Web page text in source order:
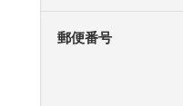
郵便番号